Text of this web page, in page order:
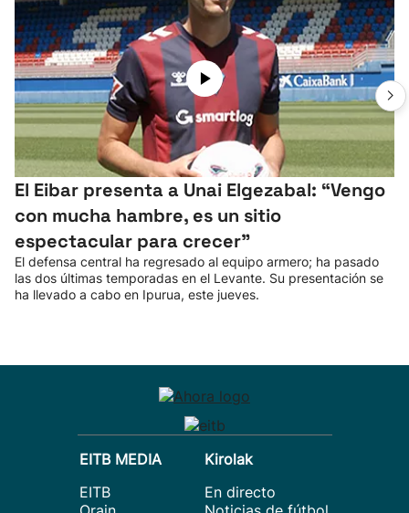
El Eibar presenta a Unai Elgezabal: “Vengo
con mucha hambre, es un sitio
espectacular para crecer”
El defensa central ha regresado al equipo armero; ha pasado
las dos últimas temporadas en el Levante. Su presentación se
ha llevado a cabo en Ipurua, este jueves.
EITB MEDIA
EITB
Kirolak
En directo